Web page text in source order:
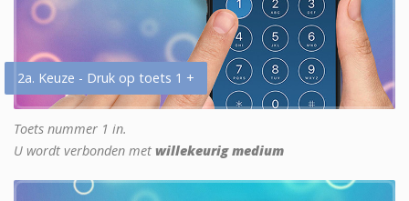
2a. Keuze - Druk op toets 1 +
Toets nummer 1 in.
U wordt verbonden met willekeurig medium